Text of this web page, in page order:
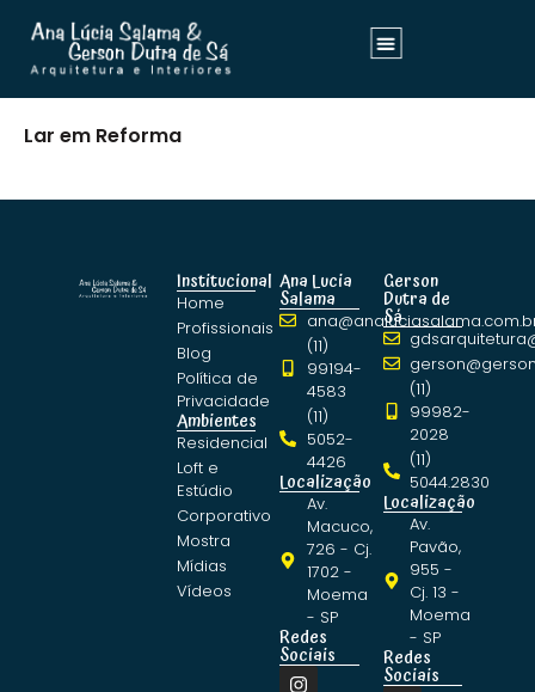
Lar em Reforma
Institucional
Home
Profissionais
Blog
Política de
Privacidade
Ambientes
Residencial
Loft e
Estúdio
Corporativo
Mostra
Mídias
Vídeos
Ana Lucia
Salama
(11)
99194-
4583
(11)
5052-
4426
Localização
Av.
Macuco,
726 - Cj.
1702 -
Moema
- SP
Redes
Sociais
Gerson
Dutra de
Sá
(11)
99982-
2028
(11)
5044.2830
Localização
Av.
Pavão,
955 -
Cj. 13 -
Moema
- SP
Redes
Sociais